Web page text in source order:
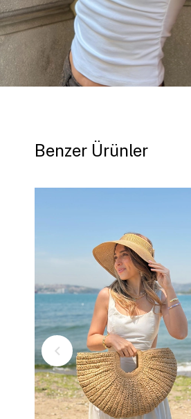
Benzer Ürünler